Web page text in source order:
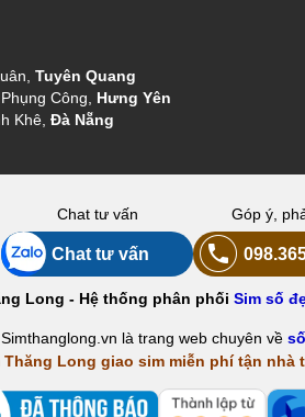
Tuyên Quang
Công, Hưng Yên
Khê, Đà Nẵng
Chat tư vấn
Chat tư vấn
Góp ý,
Long - Hệ thống phân phối Sim số
Simthanglong.vn là trang web chuyên về
Thăng Long giao sim miễn phí tận nhà